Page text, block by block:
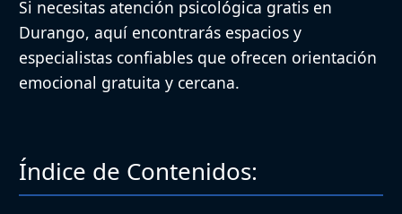
Si necesitas atención psicológica gratis en
Durango, aquí encontrarás espacios y
especialistas confiables que ofrecen orientación
emocional gratuita y cercana.
Índice de Contenidos: